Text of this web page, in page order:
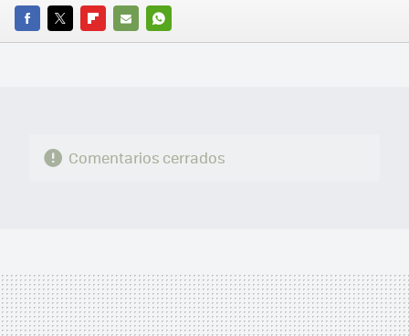
FACEBOOK
TWITTERFLIPBOARD
E-
WHATSAPP
Comentarios cerrados